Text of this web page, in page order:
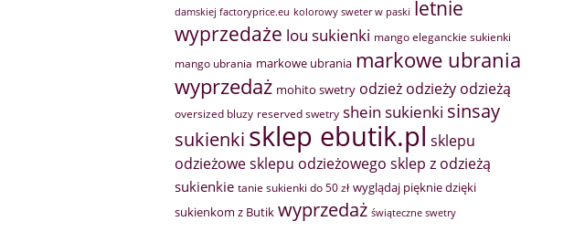
damskiej factoryprice.eu kolorowy sweter w paski letnie
wyprzedaże lou sukienki mango eleganckie sukienki
mango ubrania markowe ubrania markowe ubrania
wyprzedaż mohito swetry odzież odzieży odzieżą
oversized bluzy reserved swetry shein sukienki sinsay
sukienki sklep ebutik.pl sklepu
odzieżowesklepu odzieżowego sklep z odzieżą
sukienkie tanie sukienki do 50 zł wyglądaj pięknie dzięki
sukienkom z Butik wyprzedaż świąteczne swetry